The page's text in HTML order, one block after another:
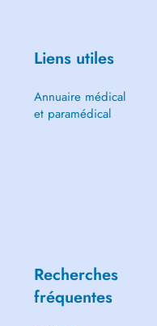
Liens utiles
Annuaire médical
et paramédical
Recherches
fréquentes